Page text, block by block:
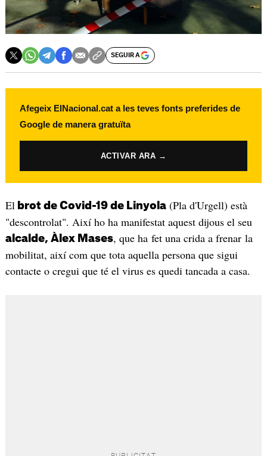
SEGUIR A
Afegeix ElNacional.cat a les teves fonts preferides de
Google de manera gratuïta
ACTIVAR ARA →
El brot de Covid-19 de Linyola(Pla d'Urgell) està
"descontrolat". Així ho ha manifestat aquest dijous el seu
alcalde, Àlex Mases, que ha fet una crida a frenar la
mobilitat, així com que tota aquella persona que sigui
contacte o cregui que té el virus es quedi tancada a casa.